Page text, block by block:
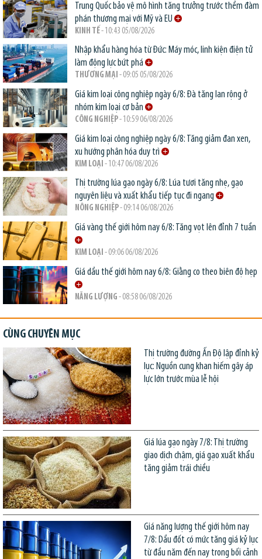
Trung Quốc bảo vệ mô hình tăng trưởng trước thềm đàm
phán thương mại với Mỹ và EU
KINH TẾ- 10:43 05/08/2026
Nhập khẩu hàng hóa từ Đức: Máy móc, linh kiện điện tử
làm động lực bứt phá
THƯƠNG MẠI - 09:05 05/08/2026
Giá kim loại công nghiệp ngày 6/8: Đà tăng lan rộng ở
nhóm kim loại cơ bản
CÔNG NGHIỆP- 10:59 06/08/2026
Giá kim loại công nghiệp ngày 6/8: Tăng giảm đan xen,
xu hướng phân hóa duy trì
KIM LOẠI - 10:47 06/08/2026
Thị trường lúa gạo ngày 6/8: Lúa tươi tăng nhẹ, gạo
nguyên liệu và xuất khẩu tiếp tục đi ngang
NÔNG NGHIỆP- 09:14 06/08/2026
Giá vàng thế giới hôm nay 6/8: Tăng vọt lên đỉnh 7 tuần
KIM LOẠI - 09:06 06/08/2026
Giá dầu thế giới hôm nay 6/8: Giằng co theo biên độ hẹp
NĂNG LƯỢNG - 08:58 06/08/2026
CÙNG CHUYÊN MỤC
Thị trường đường Ấn Độ lập đỉnh kỷ
lục: Nguồn cung khan hiếm gây áp
lực lớn trước mùa lễ hội
Giá lúa gạo ngày 7/8: Thị trường
giao dịch chậm, giá gạo xuất khẩu
tăng giảm trái chiều
Giá năng lượng thế giới hôm nay
7/8: Dầu đốt có mức tăng giá kỷ lục
từ đầu năm đến nay trong bối cảnh